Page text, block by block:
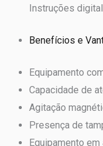
Instruções
Benefícios e
Equipamento
Capacidade de
Agitação
Presença de
Equipamento